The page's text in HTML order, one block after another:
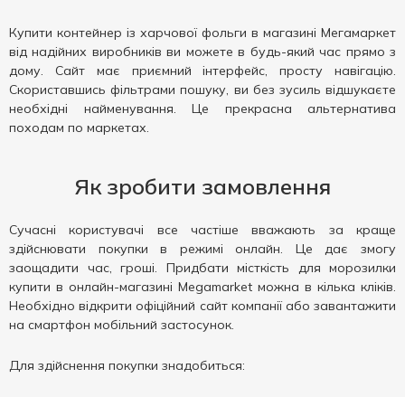
Купити контейнер із харчової фольги в магазині Мегамаркет
від надійних виробників ви можете в будь-який час прямо з
дому. Сайт має приємний інтерфейс, просту навігацію.
Скориставшись фільтрами пошуку, ви без зусиль відшукаєте
необхідні найменування. Це прекрасна альтернатива
походам по маркетах.
Як зробити замовлення
Сучасні користувачі все частіше вважають за краще
здійснювати покупки в режимі онлайн. Це дає змогу
заощадити час, гроші. Придбати місткість для морозилки
купити в онлайн-магазині Megamarket можна в кілька кліків.
Необхідно відкрити офіційний сайт компанії або завантажити
на смартфон мобільний застосунок.
Для здійснення покупки знадобиться: